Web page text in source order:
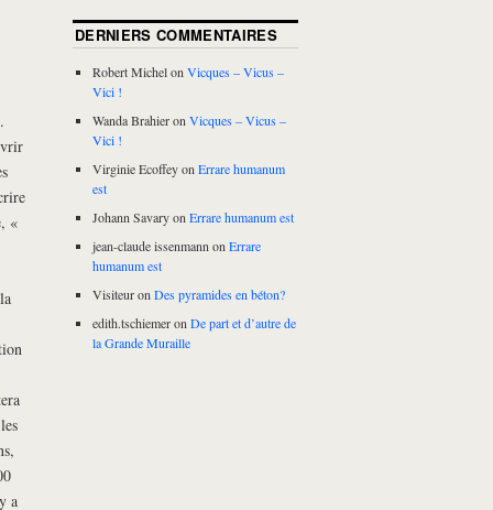
«
a
DERNIERS COMMENTAIRES
Robert MichelonVicques – Vicus –
Vici !
Wanda BrahieronVicques – Vicus –
Vici !
Virginie EcoffeyonErrare humanum
est
Johann SavaryonErrare humanum est
jean-claude issenmannonErrare
humanum est
VisiteuronDes pyramides en béton?
edith.tschiemeronDe part et d’autre de
la Grande Muraille